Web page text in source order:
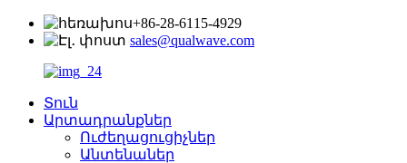
+86-28-6115-4929
sales@qualwave.com
Տուն
Արտադրանքներ
Ուժեղացուցիչներ
Անտենաներ